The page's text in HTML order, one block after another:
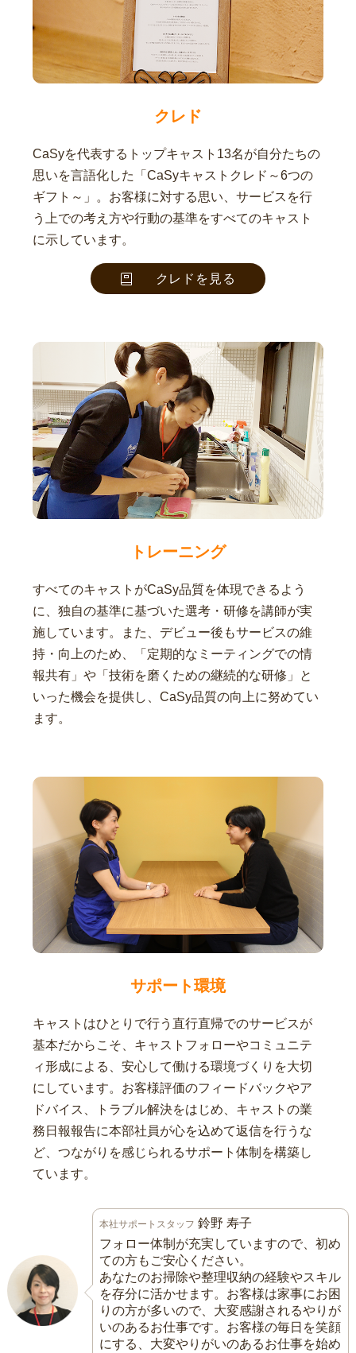
クレド
CaSyを代表するトップキャスト13名が自分たちの
思いを言語化した「CaSyキャストクレド～6つの
ギフト～」。お客様に対する思い、サービスを行
う上での考え方や行動の基準をすべてのキャスト
に示しています。
クレドを見る
トレーニング
すべてのキャストがCaSy品質を体現できるよう
に、独自の基準に基づいた選考・研修を講師が実
施しています。また、デビュー後もサービスの維
持・向上のため、「定期的なミーティングでの情
報共有」や「技術を磨くための継続的な研修」と
いった機会を提供し、CaSy品質の向上に努めてい
ます。
サポート環境
キャストはひとりで行う直行直帰でのサービスが
基本だからこそ、キャストフォローやコミュニテ
ィ形成による、安心して働ける環境づくりを大切
にしています。お客様評価のフィードバックやア
ドバイス、トラブル解決をはじめ、キャストの業
務日報報告に本部社員が心を込めて返信を行うな
ど、つながりを感じられるサポート体制を構築し
ています。
本社サポートスタッフ 鈴野 寿子
フォロー体制が充実していますので、初め
ての方もご安心ください。
あなたのお掃除や整理収納の経験やスキル
を存分に活かせます。お客様は家事にお困
りの方が多いので、大変感謝されるやりが
いのあるお仕事です。お客様の毎日を笑顔
にする、大変やりがいのあるお仕事を始め